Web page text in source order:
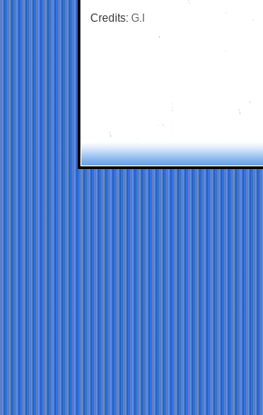
Credits: G.I